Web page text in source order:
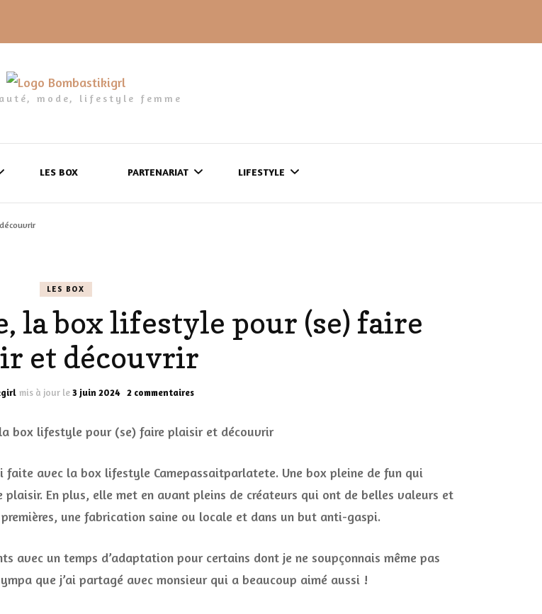
mode, lifestyle femme
LES GELS-DOUCHE
LES DÉOS
LES BOX PARTENARIAT LIFESTYLE
DÉCO MAISON
LES CALENDRIERS DE
L’AVENT
CONCOURS
LES BOX
la box lifestyle pour (se) faire
et découvrir
mis à jour le3 juin 2024 2 commentairessur
box
(se)
faire
plaisir
et
faite avec la box lifestyle Camepassaitparlatete. Une box pleine de fun qui
En plus, elle met en avant pleins de créateurs qui ont de belles valeurs et
une fabrication saine ou locale et dans un but anti-gaspi.
avec un temps d’adaptation pour certains dont je ne soupçonnais même pas
que j’ai partagé avec monsieur qui a beaucoup aimé aussi !